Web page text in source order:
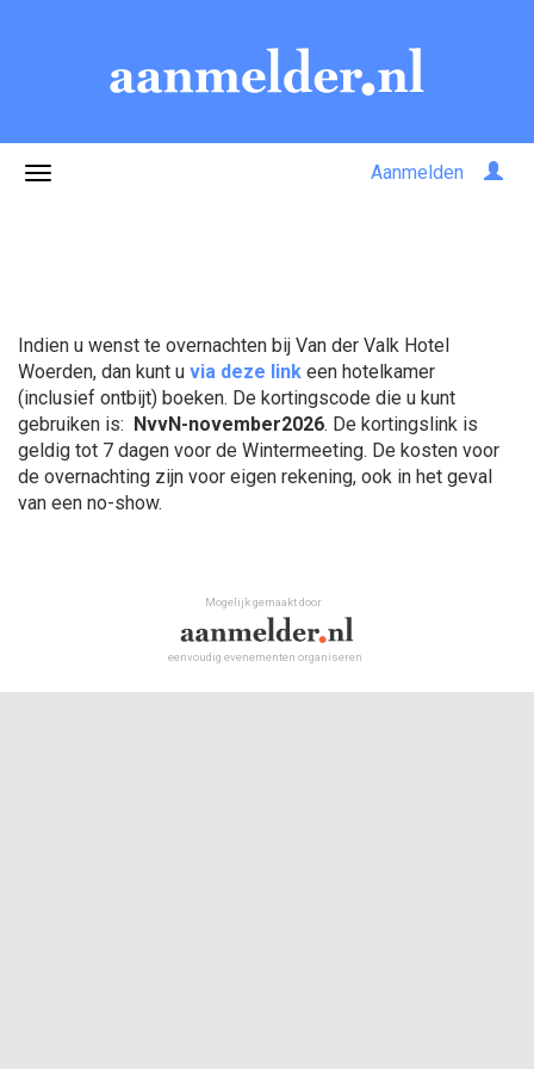
Aanmelden
Indien u wenst te overnachten bij Van der Valk Hotel
Woerden, dan kunt u via deze link een hotelkamer
(inclusief ontbijt) boeken. De kortingscode die u kunt
gebruiken is: NvvN-november2026. De kortingslink is
geldig tot 7 dagen voor de Wintermeeting. De kosten voor
de overnachting zijn voor eigen rekening, ook in het geval
van een no-show.
Mogelijk gemaakt door
eenvoudig evenementen organiseren